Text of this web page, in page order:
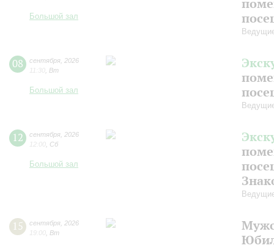
Большой зал
08 сентября 2026
11:30 Вт
Большой зал
12 сентября 2026
12:00 Сб
Большой зал
15 сентября 2026
19:00 Вт